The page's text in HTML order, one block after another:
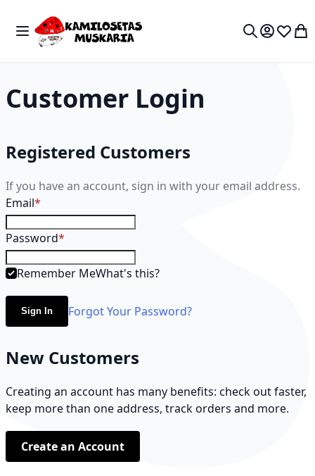
Toggle Nav
My
Customer Login
Registered Customers
If you have an account, sign in with your email address.
Email
Password
Remember MeWhat's this?
Sign In Forgot Your Password?
New Customers
Creating an account has many benefits: check out faster,
keep more than one address, track orders and more.
Create an Account